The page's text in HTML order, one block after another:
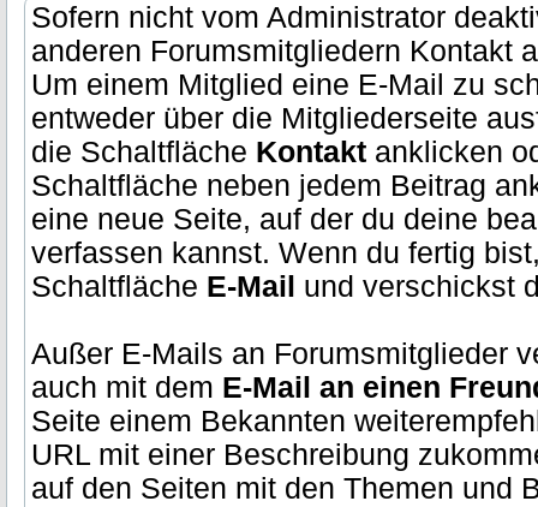
Sofern nicht vom Administrator
anderen Forumsmitgliedern Kontakt
Um einem Mitglied eine E-Mail zu
entweder über die Mitgliederseite
die Schaltfläche Kontakt anklicken
Schaltfläche neben jedem Beitrag
eine neue Seite, auf der du deine
verfassen kannst. Wenn du fertig
Schaltfläche E-Mail und verschickst
Außer E-Mails an Forumsmitglieder
auch mit dem E-Mail an einen
Seite einem Bekannten
URL mit einer Beschreibung
auf den Seiten mit den Themen und